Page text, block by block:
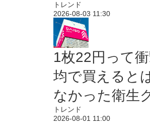
トレンド
2026-08-03 11:30
1枚22円って
均で買えると
なかった衛生
トレンド
2026-08-01 11:00